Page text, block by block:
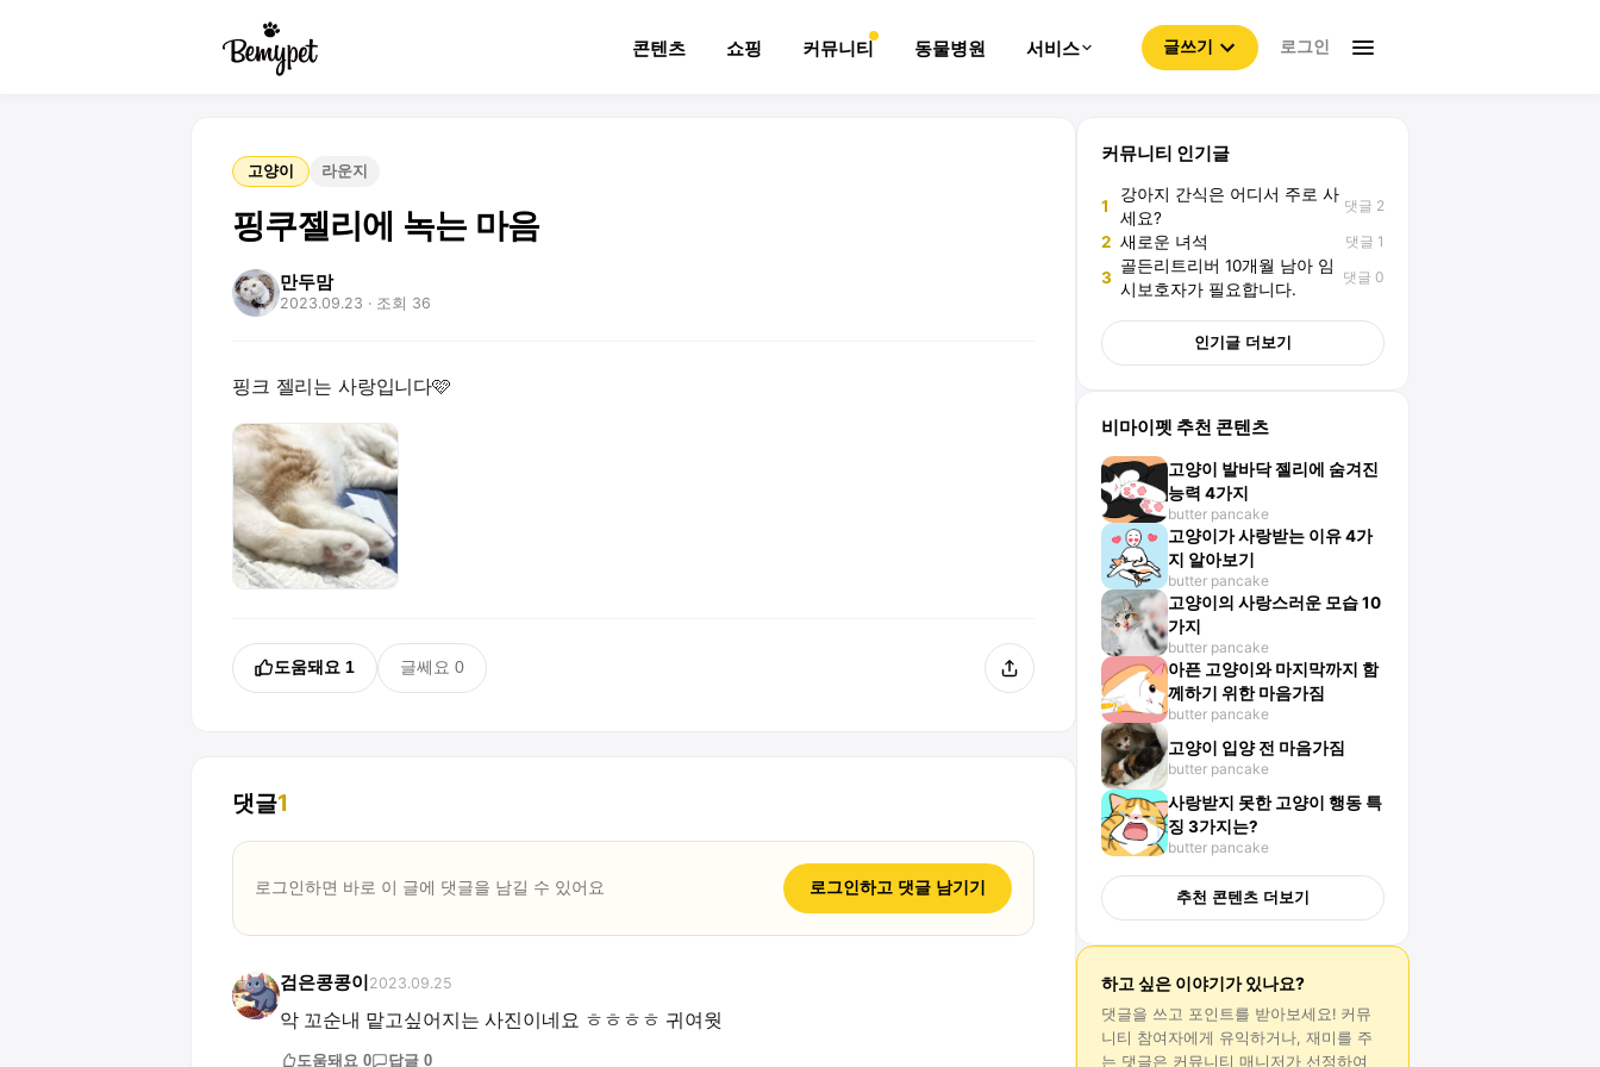
콘텐츠 쇼핑 커뮤니티 동물병원 서비스 글쓰기 로그인
고양이 라운지
핑쿠젤리에 녹는 마음
만두맘
2023.09.23 · 조회 36
핑크 젤리는 사랑입니다🩷
도움돼요 1 글쎄요 0
댓글1
로그인하면 바로 이 글에 댓글을 남길 수 있어요 로그인하고 댓글 남기기
검은콩콩이 2023.09.25
악 꼬순내 맡고싶어지는 사진이네요 ㅎㅎㅎㅎ 귀여웟
도움돼요 0 답글 0
커뮤니티 인기글
1
강아지 간식은 어디서 주로 사
세요?
댓글 2
2 새로운 녀석 댓글 1
3
골든리트리버 10개월 남아 임
시보호자가 필요합니다.
댓글 0
인기글 더보기
비마이펫 추천 콘텐츠
고양이 발바닥 젤리에 숨겨진
능력 4가지
butter pancake
고양이가 사랑받는 이유 4가
지 알아보기
butter pancake
고양이의 사랑스러운 모습 10
가지
butter pancake
아픈 고양이와 마지막까지 함
께하기 위한 마음가짐
butter pancake
고양이 입양 전 마음가짐
butter pancake
사랑받지 못한 고양이 행동 특
징 3가지는?
butter pancake
추천 콘텐츠 더보기
하고 싶은 이야기가 있나요?
댓글을 쓰고 포인트를 받아보세요! 커뮤
니티 참여자에게 유익하거나, 재미를 주
는 댓글은 커뮤니티 매니저가 선정하여